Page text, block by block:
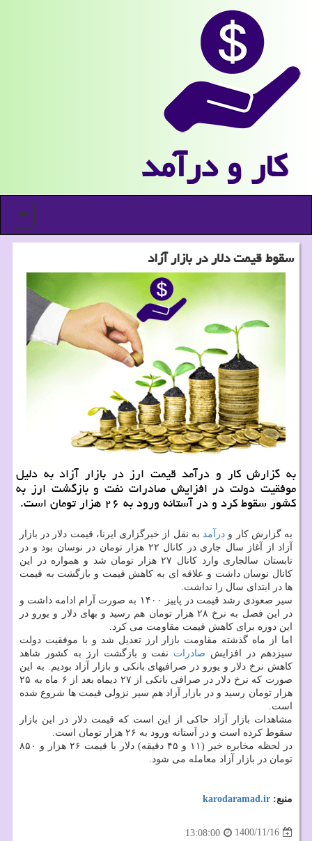
كار و درآمد
منو
سقوط قیمت دلار در بازار آزاد
به گزارش کار و درآمد قیمت ارز در بازار آزاد به دلیل
موفقیت دولت در افزایش صادرات نفت و بازگشت ارز به
کشور سقوط کرد و در آستانه ورود به ۲۶ هزار تومان است.
به گزارش کار و درآمدبه نقل از خبرگزاری ایرنا، قیمت دلار در بازار
آزاد از آغاز سال جاری در کانال ۲۲ هزار تومان در نوسان بود و در
تابستان سالجاری وارد کانال ۲۷ هزار تومان شد و همواره در این
کانال نوسان داشت و علاقه ای به کاهش قیمت و بازگشت به قیمت
ها در ابتدای سال را نداشت.
سیر صعودی رشد قیمت در پاییز ۱۴۰۰ به صورت آرام ادامه داشت و
در این فصل به نرخ ۲۸ هزار تومان هم رسید و بهای دلار و یورو در
این دوره برای کاهش قیمت مقاومت می کرد.
اما از ماه گذشته مقاومت بازار ارز تعدیل شد و با موفقیت دولت
سیزدهم در افزایش صادرات نفت و بازگشت ارز به کشور شاهد
کاهش نرخ دلار و یورو در صرافیهای بانکی و بازار آزاد بودیم. به این
صورت که نرخ دلار در صرافی بانکی از ۲۷ دیماه بعد از ۶ ماه به ۲۵
هزار تومان رسید و در بازار آزاد هم سیر نزولی قیمت ها شروع شده
است.
مشاهدات بازار آزاد حاکی از این است که قیمت دلار در این بازار
سقوط کرده است و در آستانه ورود به ۲۶ هزار تومان است.
در لحظه مخابره خبر (۱۱ و ۴۵ دقیقه) دلار با قیمت ۲۶ هزار و ۸۵۰
تومان در بازار آزاد معامله می شود.
منبع: karodaramad.ir
1400/11/16
13:08:00